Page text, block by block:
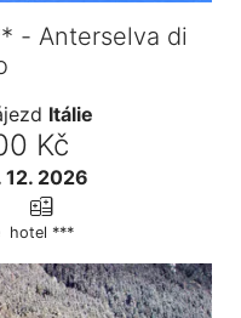
- Anterselva di
Itálie
Kč
12. 2026
hotel ***